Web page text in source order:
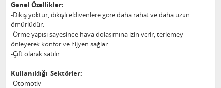
Genel Özellikler:
-Dikiş yoktur, dikişli eldivenlere göre daha rahat ve daha uzun
ömürlüdür.
-Örme yapısı sayesinde hava dolaşımına izin verir, terlemeyi
önleyerek konfor ve hijyen sağlar.
-Çift olarak satılır.
Kullanıldığı Sektörler:
-Otomotiv